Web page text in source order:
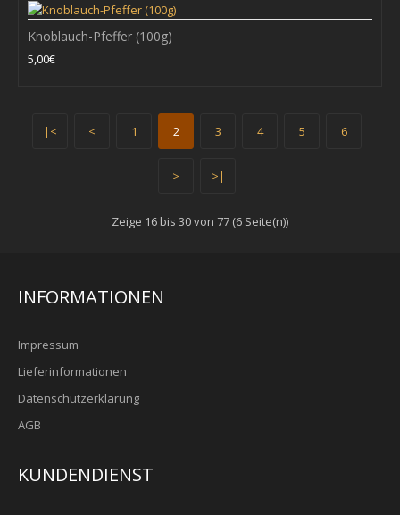
+ WARENKORB
Fenchel ganz,nachgereinigt ( 100 g )
Knoblauch-Pfeffer (100g)
5,00€
|< < 1 2 3 4 5 6
> >|
Zeige 16 bis 30 von 77 (6 Seite(n))
INFORMATIONEN
Impressum
Lieferinformationen
Datenschutzerklärung
AGB
KUNDENDIENST